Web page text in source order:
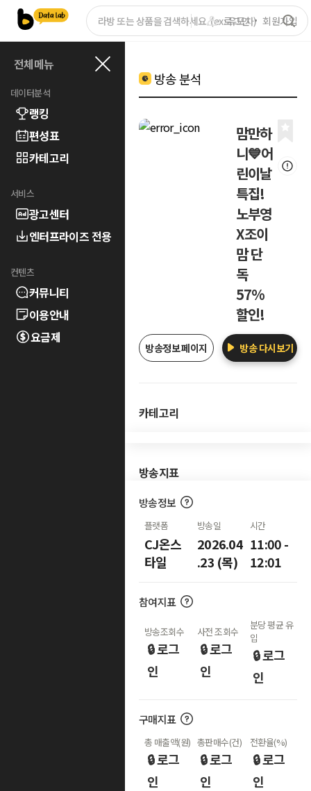
로그인 회원가입
전체메뉴
데이터분석
랭킹
편성표
카테고리
서비스
광고센터
엔터프라이즈 전용
컨텐츠
커뮤니티
이용안내
요금제
방송 분석
맘만하
니💙어
린이날
특집!
노부영
X조이
맘 단
독
57%
할인!
방송정보 페이지 방송 다시보기
카테고리
방송지표
방송정보
플랫폼
CJ온스
타일
방송일
2026.04
.23 (목)
시간
11:00 -
12:01
참여지표
방송조회수
🔒 로그
인
사전 조회수
🔒 로그
인
분당 평균 유
입
🔒 로그
인
구매지표
총 매출액(원)
🔒 로그
인
총판매수(건)
🔒 로그
인
전환율(%)
🔒 로그
인